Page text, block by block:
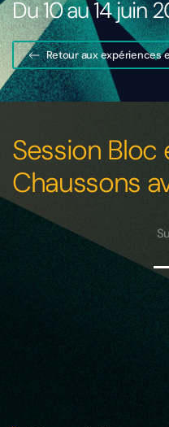
Du 10 au 14 juin
Retour aux expériences
Session Bloc
Chaussons